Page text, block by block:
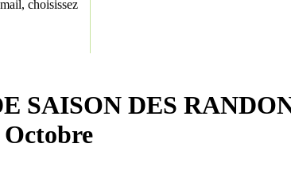
choisissez
SAISON DES